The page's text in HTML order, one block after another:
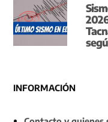
INFORMACIÓN